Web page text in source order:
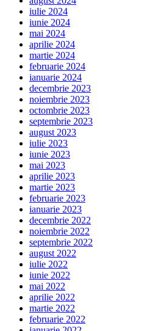
iulie 2024
iunie 2024
mai 2024
aprilie 2024
martie 2024
februarie 2024
ianuarie 2024
decembrie 2023
noiembrie 2023
octombrie 2023
septembrie 2023
august 2023
iulie 2023
iunie 2023
mai 2023
aprilie 2023
martie 2023
februarie 2023
ianuarie 2023
decembrie 2022
noiembrie 2022
septembrie 2022
august 2022
iulie 2022
iunie 2022
mai 2022
aprilie 2022
martie 2022
februarie 2022